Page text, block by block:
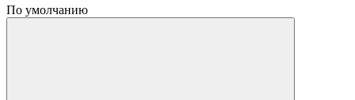
По умолчанию